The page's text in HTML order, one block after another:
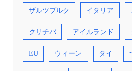
ザルツブルク イタリア
クリチバ アイルランド
EU ウィーン タイ